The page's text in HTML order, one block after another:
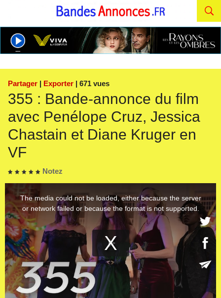
Partager | Exporter | 671 vues
355 : Bande-annonce du film
avec Penélope Cruz, Jessica
Chastain et Diane Kruger en
VF
Notez